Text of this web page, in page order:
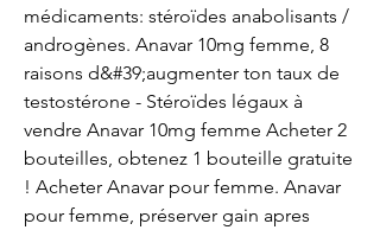
médicaments: stéroïdes anabolisants /
androgènes. Anavar 10mg femme, 8
raisons d&#39;augmenter ton taux de
testostérone - Stéroïdes légaux à
vendre Anavar 10mg femme Acheter 2
bouteilles, obtenez 1 bouteille gratuite
! Acheter Anavar pour femme. Anavar
pour femme, préserver gain apres